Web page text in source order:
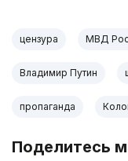
цензура МВД
Владимир Путин
пропаганда
Поделитесь